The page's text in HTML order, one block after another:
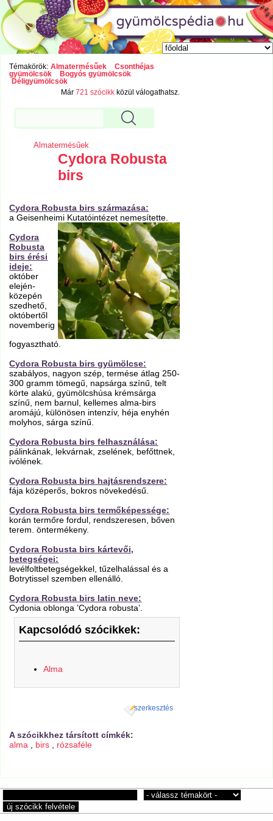
Témakörök: Almatermésűek
Csonthéjas
gyümölcsök
Bogyós gyümölcsök
Déligyümölcsök
Már721 szócikk közül válogathatsz.
Almatermésűek
Cydora Robusta
birs
Cydora Robusta birs származása:
a Geisenheimi Kutatóintézet nemesítette.
Cydora
Robusta
birs érési
ideje:
október
elején-
közepén
szedhető,
októbertől
novemberig
fogyasztható.
Cydora Robusta birs gyümölcse:
szabályos, nagyon szép, termése átlag 250-
300 gramm tömegű, napsárga színű, telt
körte alakú, gyümölcshúsa krémsárga
színű, nem barnul, kellemes alma-birs
aromájú, különösen intenzív, héja enyhén
molyhos, sárga színű.
Cydora Robusta birs felhasználása:
pálinkának, lekvárnak, zselének, befőttnek,
ivólének.
Cydora Robusta birs hajtásrendszere:
fája középerős, bokros növekedésű.
Cydora Robusta birs termőképessége:
korán termőre fordul, rendszeresen, bőven
terem. öntermékeny.
Cydora Robusta birs kártevői,
betegségei:
levélfoltbetegségekkel, tűzelhalással és a
Botrytissel szemben ellenálló.
Cydora Robusta birs latin neve:
Cydonia oblonga ’Cydora robusta’.
Kapcsolódó szócikkek:
Alma
szerkesztés
A szócikkhez társított címkék:
alma
birs rózsaféle